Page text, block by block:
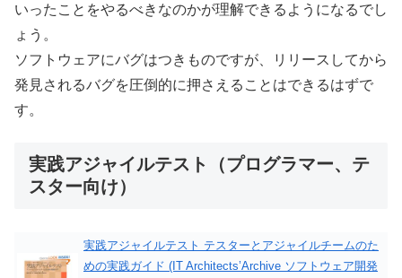
いったことをやるべきなのかが理解できるようになるでし
ょう。
ソフトウェアにバグはつきものですが、リリースしてから
発見されるバグを圧倒的に押さえることはできるはずで
す。
実践アジャイルテスト（プログラマー、テ
スター向け）
実践アジャイルテスト テスターとアジャイルチームのた
めの実践ガイド (IT Architects’Archive ソフトウェア開発